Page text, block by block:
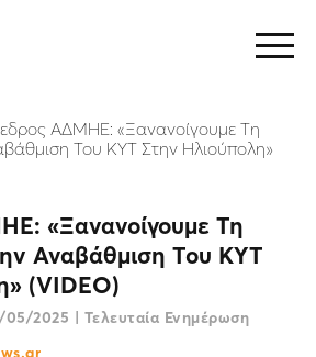
ΑΔΜΗΕ: «Ξανανοίγουμε Τη
Του ΚΥΤ Στην Ηλιούπολη»
«Ξανανοίγουμε Τη
Αναβάθμιση Του ΚΥΤ
(VIDEO)
05/2025 | Τελευταία Ενημέρωση